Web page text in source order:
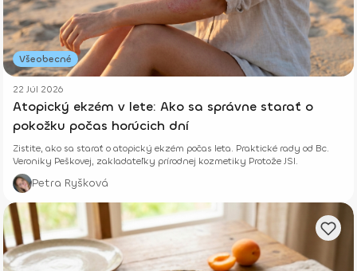
Všeobecné
22 Júl 2026
Atopický ekzém v lete: Ako sa správne starať o
pokožku počas horúcich dní
Zistite, ako sa starať o atopický ekzém počas leta. Praktické rady od Bc.
Veroniky Peškovej, zakladateľky prírodnej kozmetiky Protože JSI.
Petra Ryšková